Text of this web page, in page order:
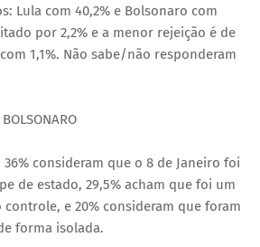
Lula com 40,2% e Bolsonaro com
por 2,2% e a menor rejeição é de
1,1%. Não sabe/não responderam
consideram que o 8 de Janeiro foi
de estado, 29,5% acham que foi um
e 20% consideram que foram
forma isolada.